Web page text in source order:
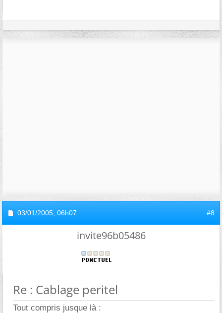
03/01/2005, 06h07 #8
invite96b05486
Re : Cablage peritel
Tout compris jusque là :